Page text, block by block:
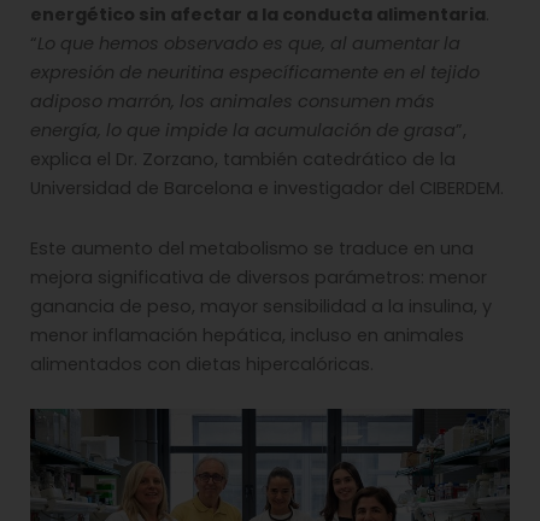
energético sin afectar a la conducta alimentaria.
“Lo que hemos observado es que, al aumentar la
expresión de neuritina específicamente en el tejido
adiposo marrón, los animales consumen más
energía, lo que impide la acumulación de grasa”,
explica el Dr. Zorzano, también catedrático de la
Universidad de Barcelona e investigador del CIBERDEM.
Este aumento del metabolismo se traduce en una
mejora significativa de diversos parámetros: menor
ganancia de peso, mayor sensibilidad a la insulina, y
menor inflamación hepática, incluso en animales
alimentados con dietas hipercalóricas.